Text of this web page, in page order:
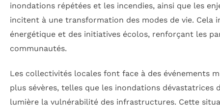
inondations répétées et les incendies, ainsi que les
incitent à une transformation des modes de vie. Cela
énergétique et des initiatives écolos, renforçant les
communautés.
Les collectivités locales font face à des événements
plus sévères, telles que les inondations dévastatrices
lumière la vulnérabilité des infrastructures. Cette